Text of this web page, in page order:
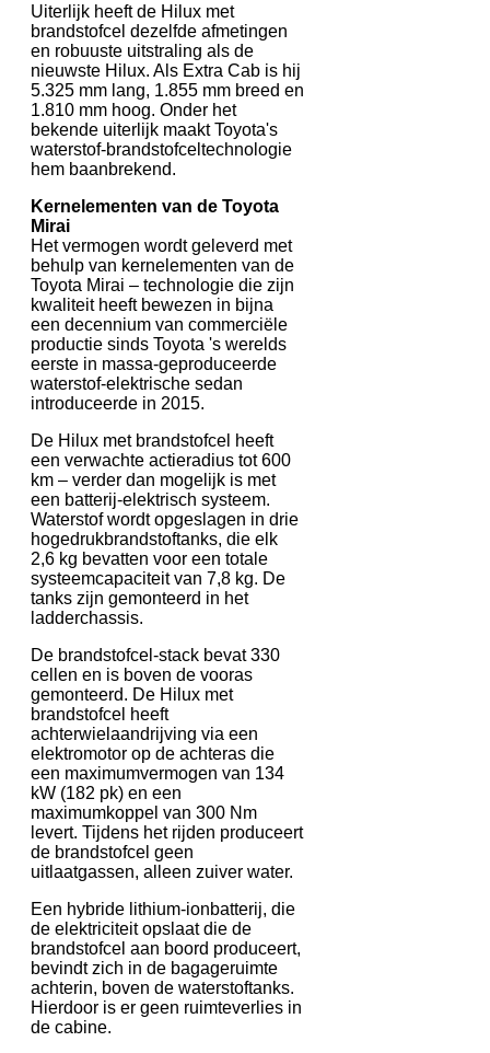
Uiterlijk heeft de Hilux met
brandstofcel dezelfde afmetingen
en robuuste uitstraling als de
nieuwste Hilux. Als Extra Cab is hij
5.325 mm lang, 1.855 mm breed en
1.810 mm hoog. Onder het
bekende uiterlijk maakt Toyota's
waterstof-brandstofceltechnologie
hem baanbrekend.
Kernelementen van de Toyota
Mirai
Het vermogen wordt geleverd met
behulp van kernelementen van de
Toyota Mirai – technologie die zijn
kwaliteit heeft bewezen in bijna
een decennium van commerciële
productie sinds Toyota 's werelds
eerste in massa-geproduceerde
waterstof-elektrische sedan
introduceerde in 2015.
De Hilux met brandstofcel heeft
een verwachte actieradius tot 600
km – verder dan mogelijk is met
een batterij-elektrisch systeem.
Waterstof wordt opgeslagen in drie
hogedrukbrandstoftanks, die elk
2,6 kg bevatten voor een totale
systeemcapaciteit van 7,8 kg. De
tanks zijn gemonteerd in het
ladderchassis.
De brandstofcel-stack bevat 330
cellen en is boven de vooras
gemonteerd. De Hilux met
brandstofcel heeft
achterwielaandrijving via een
elektromotor op de achteras die
een maximumvermogen van 134
kW (182 pk) en een
maximumkoppel van 300 Nm
levert. Tijdens het rijden produceert
de brandstofcel geen
uitlaatgassen, alleen zuiver water.
Een hybride lithium-ionbatterij, die
de elektriciteit opslaat die de
brandstofcel aan boord produceert,
bevindt zich in de bagageruimte
achterin, boven de waterstoftanks.
Hierdoor is er geen ruimteverlies in
de cabine.